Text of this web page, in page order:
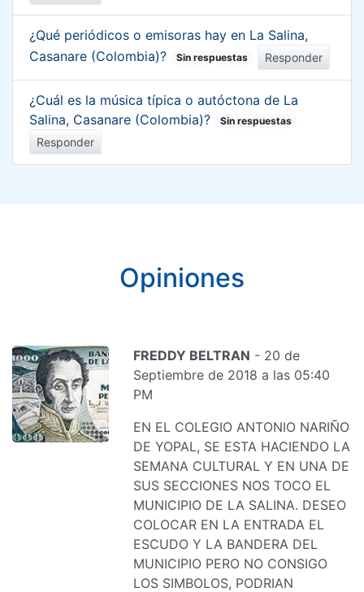
¿Qué periódicos o emisoras hay en La Salina,
Casanare (Colombia)?
Sin respuestas Responder
¿Cuál es la música típica o autóctona de La
Salina, Casanare (Colombia)?
Sin respuestas
Responder
Opiniones
FREDDY BELTRAN - 20 de
Septiembre de 2018 a las 05:40
PM
EN EL COLEGIO ANTONIO NARIÑO
DE YOPAL, SE ESTA HACIENDO LA
SEMANA CULTURAL Y EN UNA DE
SUS SECCIONES NOS TOCO EL
MUNICIPIO DE LA SALINA. DESEO
COLOCAR EN LA ENTRADA EL
ESCUDO Y LA BANDERA DEL
MUNICIPIO PERO NO CONSIGO
LOS SIMBOLOS, PODRIAN